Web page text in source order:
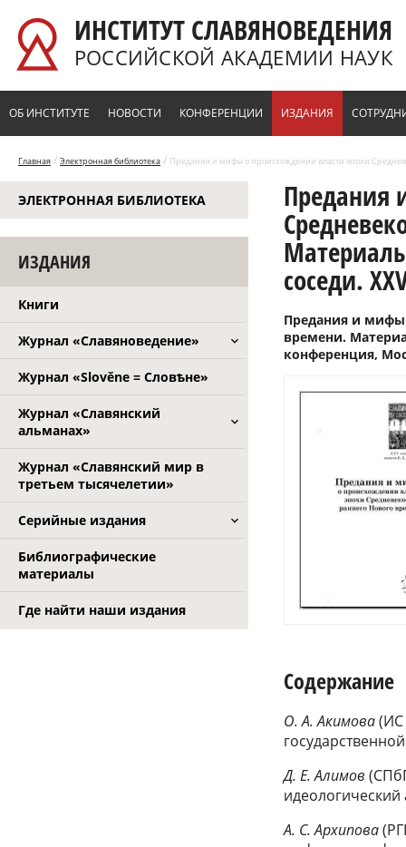
ИНСТИТУТ СЛАВЯНОВЕДЕНИЯ
РОССИЙСКОЙ АКАДЕМИИ НАУК
ОБ ИНСТИТУТЕ НОВОСТИ КОНФЕРЕНЦИИ ИЗДАНИЯ
Главная / Электронная библиотека / Предания и мифы о происхождении власти эпохи
2010 г.)
ЭЛЕКТРОННАЯ БИБЛИОТЕКА
ИЗДАНИЯ
Книги
Журнал «Славяноведение»
Журнал «Slověne = Словѣне»
Журнал «Славянский
альманах»
Журнал «Славянский мир в
третьем тысячелетии»
Серийные издания
Библиографические
материалы
Где найти наши издания
Предания
соседи.
Предания и мифы
времени.
кон­ференция,
Содержание
О. А. Акимова(ИС
Д. Е. Алимов
идеологический
A. С. Архипова